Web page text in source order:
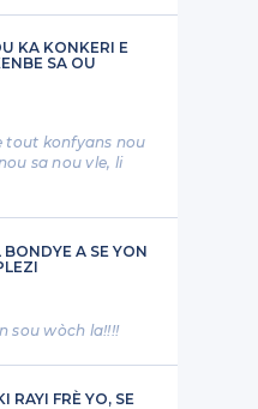
KA KONKERI E
SA OU
tout konfyans nou
sa nou vle, li
A SE YON
sou wòch la!!!!
RAYI FRÈ YO, SE